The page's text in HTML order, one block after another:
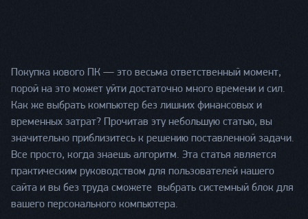
Покупка нового ПК — это весьма ответственный момент,
порой на это может уйти достаточно много времени и сил.
Как же выбрать компьютер без лишних финансовых и
временных затрат? Прочитав эту небольшую статью, вы
значительно приблизитесь к решению поставленной задачи.
Все просто, когда знаешь алгоритм. Эта статья является
практическим руководством для пользователей нашего
сайта и вы без труда сможете выбрать системный блок для
вашего персонального компьютера.